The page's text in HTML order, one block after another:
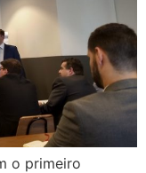
o primeiro